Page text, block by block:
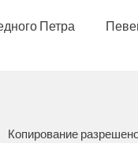
Петра
Копирование